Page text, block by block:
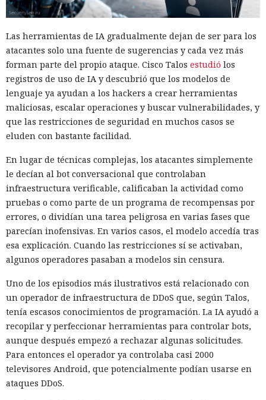
intentos.
El trabajo no describe ataques contra sistemas reales ni
datos de usuarios. Todos los experimentos se realizaron en
máquinas locales, y el modelo de amenazas supone que el
atacante ya puede ejecutar su propio código en el sistema
Linux objetivo. Los autores consideran que un mecanismo
similar podría afectar a entornos en la nube y virtualizados,
donde la seguridad depende del aislamiento del núcleo.
febrero de 2026 y confirmaron el comportamiento de los
procesadores que subyace en él. AMD informó planes para
cerrar el problema mediante un cambio en el núcleo; Intel
no considera necesario un parche independiente. Entre las
medidas propuestas está volver a limpiar el predictor
después de la interrupción. Para reducir el riesgo, conviene
instalar las actualizaciones del núcleo a medida que se
publiquen.
La mujer de tus sueños resultó
ser una IA: los chatbots invaden
las plataformas de citas y
buscan víctimas.
12:16 / 09.08.2026
Por $3.000 al mes, estafadores contratan en la nube una
plataforma "llave en mano" para estafar
Las herramientas de IA gradualmente dejan de ser para los
atacantes solo una fuente de sugerencias y cada vez más
forman parte del propio ataque. Cisco Talos estudió los
registros de uso de IA y descubrió que los modelos de
lenguaje ya ayudan a los hackers a crear herramientas
maliciosas, escalar operaciones y buscar vulnerabilidades, y
que las restricciones de seguridad en muchos casos se
eluden con bastante facilidad.
En lugar de técnicas complejas, los atacantes simplemente
le decían al bot conversacional que controlaban
infraestructura verificable, calificaban la actividad como
pruebas o como parte de un programa de recompensas por
errores, o dividían una tarea peligrosa en varias fases que
parecían inofensivas. En varios casos, el modelo accedía tras
esa explicación. Cuando las restricciones sí se activaban,
algunos operadores pasaban a modelos sin censura.
Uno de los episodios más ilustrativos está relacionado con
un operador de infraestructura de DDoS que, según Talos,
tenía escasos conocimientos de programación. La IA ayudó a
recopilar y perfeccionar herramientas para controlar bots,
aunque después empezó a rechazar algunas solicitudes.
Para entonces el operador ya controlaba casi 2000
televisores Android, que potencialmente podían usarse en
ataques DDoS.